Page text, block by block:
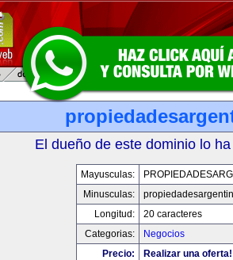
El dueño de este dominio lo
Mayusculas:
Minusculas:
Longitud:
20 caracteres
Categorias:
Negocios
Precio:
Realizar una oferta!